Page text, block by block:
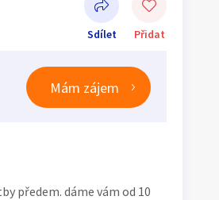
Sdílet Přidat
Sdílet na Facebooku
Mám zájem
předem. dáme vám od 10